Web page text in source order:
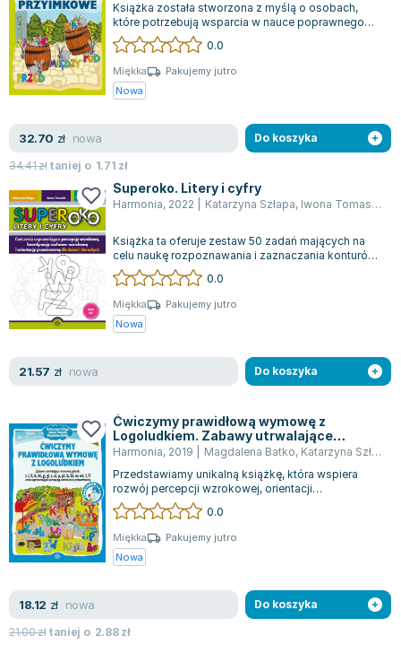
Książka została stworzona z myślą o osobach,
które potrzebują wsparcia w nauce poprawnego
stosowania wyrażeń przyimkowych i odmian...
0.0
Miękka
Pakujemy jutro
Nowa
32.70 zł nowa
34.41złtaniej o 1.71 zł
Do koszyka
Superoko. Litery i cyfry
Harmonia, 2022 Katarzyna Szłapa, Iwona Tomasik
Książka ta oferuje zestaw 50 zadań mających na
celu naukę rozpoznawania i zaznaczania konturów
liter oraz cyfr. Jest to bogaty mat...
0.0
Miękka
Pakujemy jutro
Nowa
21.57 zł nowa Do koszyka
Ćwiczymy prawidłową wymowę z
Logoludkiem. Zabawy utrwalające
wymowę głosek: r, l, li, k, ki, g, gi, t, d, p, pi,
percepcję wzrokowo-przestrzenną
Harmonia, 2019 Magdalena Batko, Katarzyna Szłapa
Przedstawiamy unikalną książkę, która wspiera
rozwój percepcji wzrokowej, orientacji
przestrzennej oraz poprawnej wymowy
kluczowyc...
0.0
Miękka
Pakujemy jutro
Nowa
18.12 zł nowa
21.00złtaniej o 2.88zł
Do koszyka